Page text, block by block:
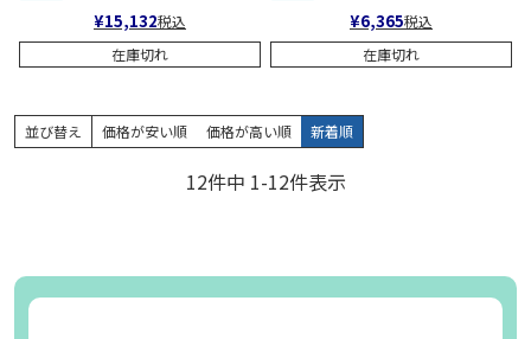
¥15,132税込
在庫切れ
¥6,365税込
在庫切れ
並び替え 価格が安い順 価格が高い順 新着順
12件中 1-12件表示